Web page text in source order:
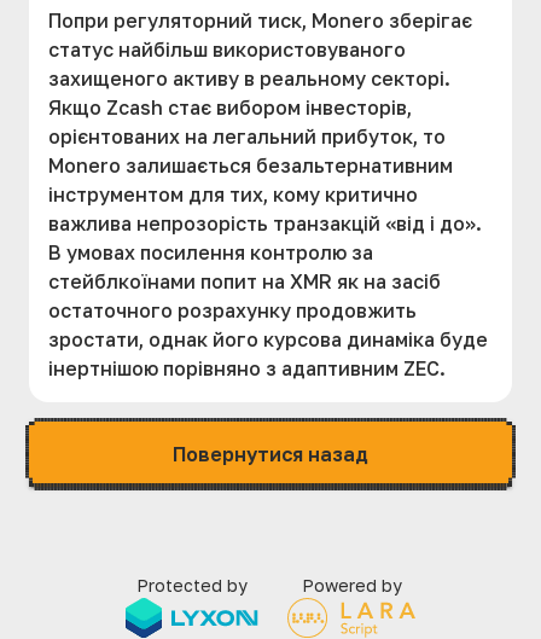
Попри регуляторний тиск, Monero зберігає
статус найбільш використовуваного
захищеного активу в реальному секторі.
Якщо Zcash стає вибором інвесторів,
орієнтованих на легальний прибуток, то
Monero залишається безальтернативним
інструментом для тих, кому критично
важлива непрозорість транзакцій «від і до».
В умовах посилення контролю за
стейблкоїнами попит на XMR як на засіб
остаточного розрахунку продовжить
зростати, однак його курсова динаміка буде
інертнішою порівняно з адаптивним ZEC.
Повернутися назад
Protected by Powered by